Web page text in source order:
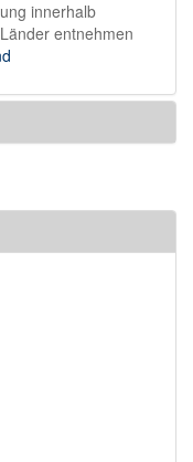
innerhalb
entnehmen